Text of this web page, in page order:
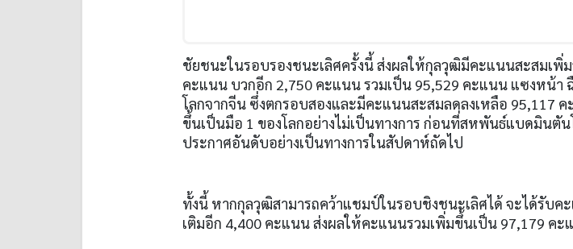
ชัยชนะในรอบรองชนะเลิศครั้งนี้ ส่งผลให้กุลวุฒิมีคะแนนสะสมเพิ่ม
คะแนน บวกอีก 2,750 คะแนน รวมเป็น 95,529 คะแนน แซงหน้า
โลกจากจีน ซึ่งตกรอบสองและมีคะแนนสะสมลดลงเหลือ 95,117 ค
ขึ้นเป็นมือ 1 ของโลกอย่างไม่เป็นทางการ ก่อนที่สหพันธ์แบดมินตัน
ประกาศอันดับอย่างเป็นทางการในสัปดาห์ถัดไป
ทั้งนี้ หากกุลวุฒิสามารถคว้าแชมป์ในรอบชิงชนะเลิศได้ จะได้รับค
เติมอีก 4,400 คะแนน ส่งผลให้คะแนนรวมเพิ่มขึ้นเป็น 97,179 คะ